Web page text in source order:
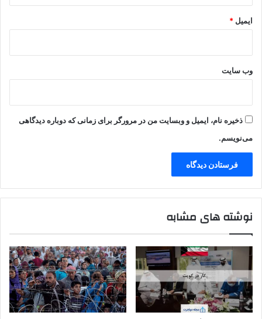
ایمیل *
وب‌ سایت
ذخیره نام، ایمیل و وبسایت من در مرورگر برای زمانی که دوباره دیدگاهی
می‌نویسم.
نوشته های مشابه